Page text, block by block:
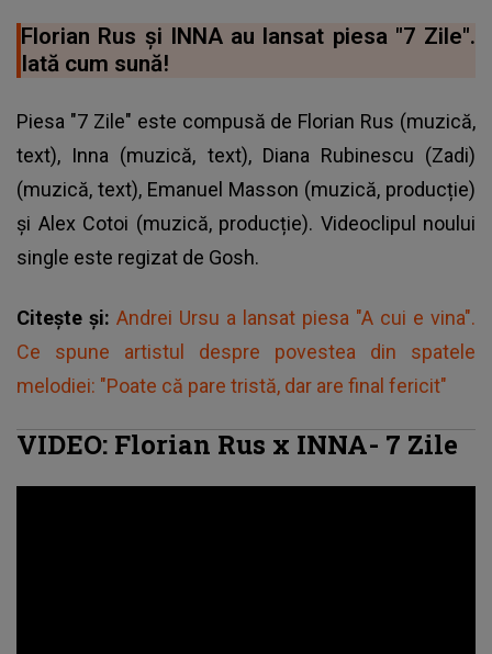
Florian Rus și INNA au lansat piesa "7 Zile".
Iată cum sună!
Piesa "7 Zile" este compusă de Florian Rus (muzică,
text), Inna (muzică, text), Diana Rubinescu (Zadi)
(muzică, text), Emanuel Masson (muzică, producție)
și Alex Cotoi (muzică, producție). Videoclipul noului
single este regizat de Gosh.
Citește și: Andrei Ursu a lansat piesa "A cui e vina".
Ce spune artistul despre povestea din spatele
melodiei: "Poate că pare tristă, dar are final fericit"
VIDEO: Florian Rus x INNA- 7 Zile